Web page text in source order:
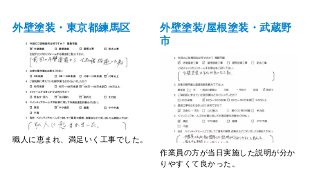
外壁塗装・東京都練馬区
職人に恵まれ、満足いく工事でした。
外壁塗装/屋根塗装・武蔵野
市
作業員の方が当日実施した説明が分か
りやすくて良かった。